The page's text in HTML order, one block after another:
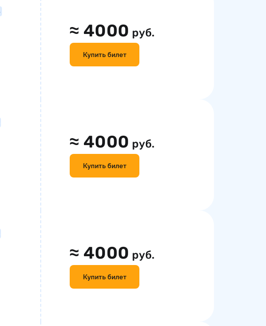
≈ 4000 руб.
Купить билет
≈ 4000 руб.
Купить билет
≈ 4000 руб.
Купить билет